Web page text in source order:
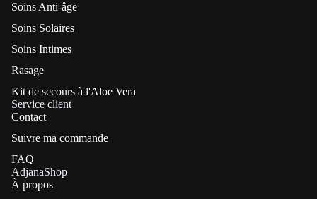
Soins Anti-âge
Soins Solaires
Soins Intimes
Rasage
Kit de secours à l'Aloe Vera
Service client
Contact
Suivre ma commande
FAQ
AdjanaShop
À propos